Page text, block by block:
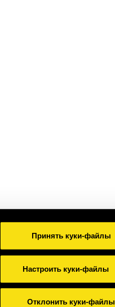
Принять куки-файлы
Настроить куки-файлы
Отклонить куки-файлы